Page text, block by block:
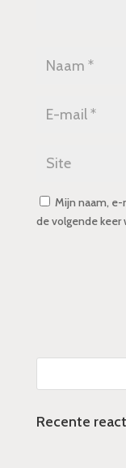
Mijn naam, e-
de volgende keer
Recente